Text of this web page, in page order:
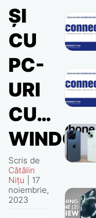
ȘI
CU
PC-
URI
CU…
Scris de
Cătălin
Nițu
17
noiembrie,
2023